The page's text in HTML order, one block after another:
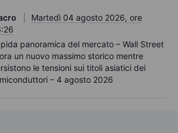
Martedì 04 agosto 2026, ore
panoramica del mercato – Wall Street
un nuovo massimo storico mentre
le tensioni sui titoli asiatici dei
– 4 agosto 2026